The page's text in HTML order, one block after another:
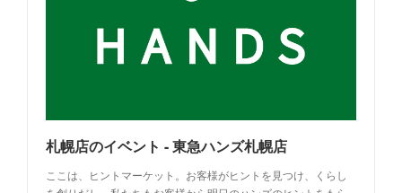
札幌店のイベント - 東急ハンズ札幌店
ここは、ヒントマーケット。お客様がヒントを見つけ、くらし